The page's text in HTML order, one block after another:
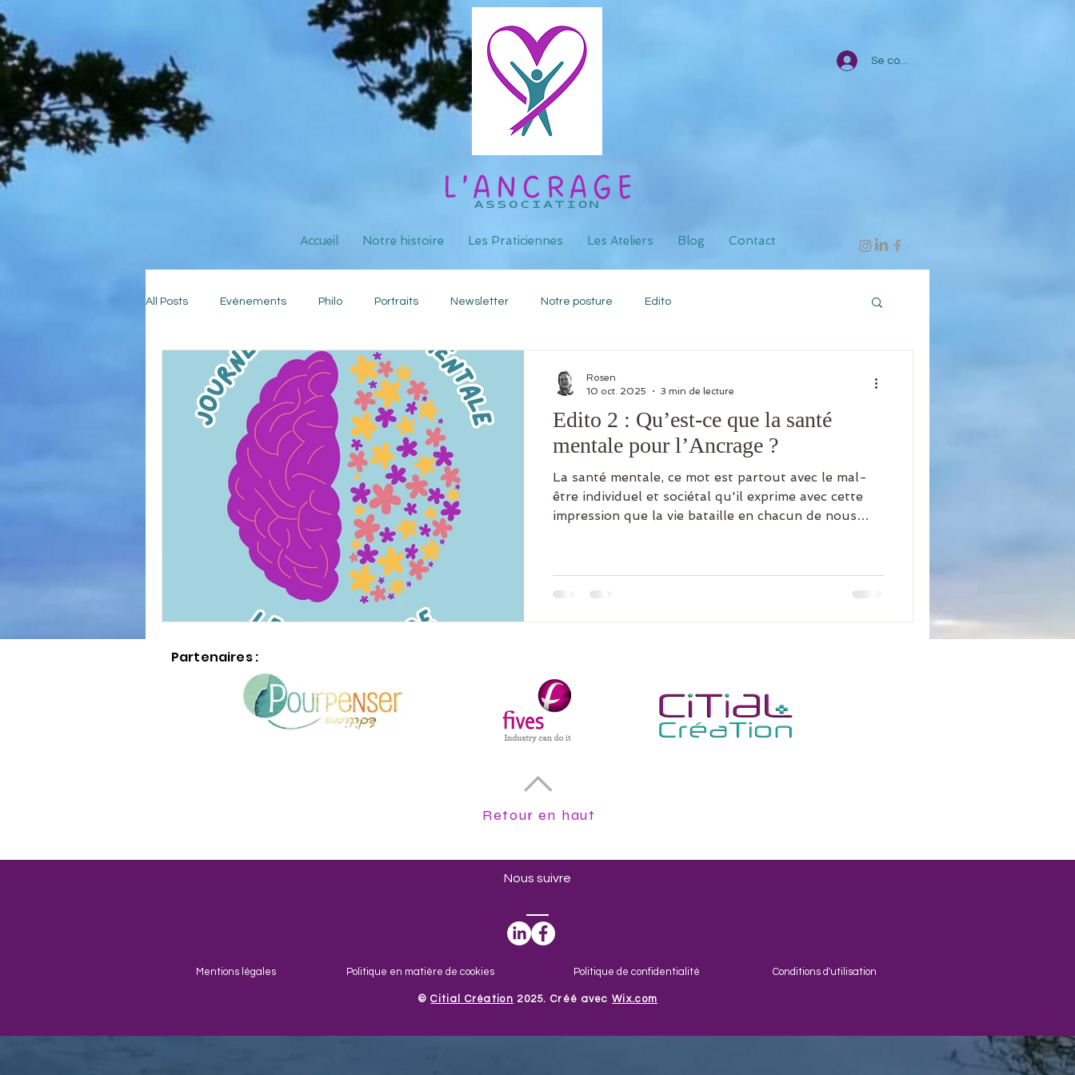
Se connecter
Accueil Notre histoire Les Praticiennes Les Ateliers Blog Contact
All Posts Evénements Philo Portraits Newsletter Notre posture Edito
Edito 2 : Qu’est-ce que la santé
mentale pour l’Ancrage ?
La santé mentale, ce mot est partout avec le mal-
être individuel et sociétal qu'il exprime avec cette
impression que la vie bataille en chacun de nous
Rosen
10 oct. 2025
3 min de lecture
Partenaires :
Retour en haut
Nous suivre
Mentions légales Politique en matière de cookies Politique de confidentialité Conditions d'utilisation
​©Citial Création 2025. Créé avecWix.com